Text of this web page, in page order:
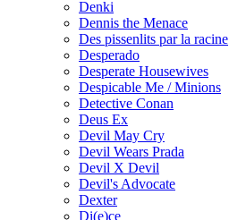
Denki
Dennis the Menace
Des pissenlits par la racine
Desperado
Desperate Housewives
Despicable Me / Minions
Detective Conan
Deus Ex
Devil May Cry
Devil Wears Prada
Devil X Devil
Devil's Advocate
Dexter
Di(e)ce